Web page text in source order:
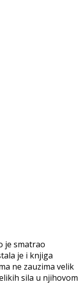
je smatrao
je i knjiga
ne zauzima velik
sila u njihovom